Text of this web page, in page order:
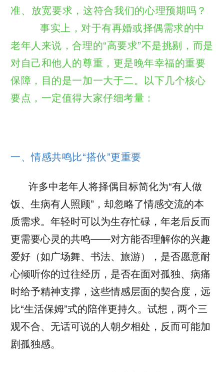
准、放宽要求，这符合我们的心理预期吗？
事实上，对于有再婚或择偶需求的中
老年人来说，合理的“高要求”不是挑剔，而是
对自己和他人的尊重，更是晚年幸福的重要
保障，目的是一加一大于二。以下几个核心
要点，一定值得大家仔细考量：
一、情感共鸣比“搭伙”更重要
许多中老年人将择偶目标简化为“有人做
饭、生病有人照顾”，却忽略了情感交流的本
质需求。年轻时可以为生存忙碌，年老后反而
更需要心灵的共鸣——对方能否理解你的兴趣
爱好（如广场舞、书法、旅游），是否愿意耐
心倾听你的过往经历，是否在面对孤独、病痛
时给予精神支撑，这些情感层面的契合度，远
比“生活保姆”式的陪伴更持久。试想，两个三
观不合、无话可说的人朝夕相处，反而可能加
剧孤独感。